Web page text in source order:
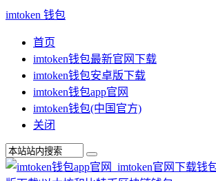
imtoken 钱包
首页
imtoken钱包最新官网下载
imtoken钱包安卓版下载
imtoken钱包app官网
imtoken钱包(中国官方)
关闭